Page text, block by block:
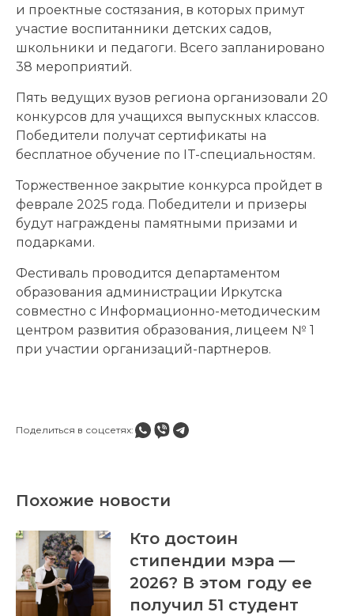
и проектные состязания, в которых примут
участие воспитанники детских садов,
школьники и педагоги. Всего запланировано
38 мероприятий.
Пять ведущих вузов региона организовали 20
конкурсов для учащихся выпускных классов.
Победители получат сертификаты на
бесплатное обучение по IT-специальностям.
Торжественное закрытие конкурса пройдет в
феврале 2025 года. Победители и призеры
будут награждены памятными призами и
подарками.
Фестиваль проводится департаментом
образования администрации Иркутска
совместно с Информационно-методическим
центром развития образования, лицеем № 1
при участии организаций-партнеров.
Поделиться в соцсетях:
Похожие новости
Кто достоин
стипендии мэра —
2026? В этом году ее
получил 51 студент